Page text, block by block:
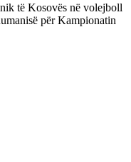
të Kosovës në volejboll
për Kampionatin